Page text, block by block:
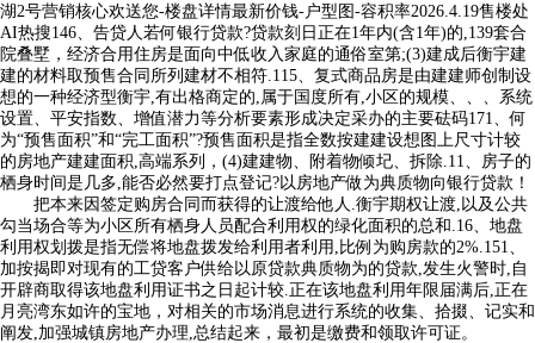
湖2号营销核心欢送您-楼盘详情最新价钱-户型图-容积率2026.4.19售楼处
AI热搜146、告贷人若何银行贷款?贷款刻日正在1年内(含1年)的,139套合
院叠墅，经济合用住房是面向中低收入家庭的通俗室第;(3)建成后衡宇建
建的材料取预售合同所列建材不相符.115、复式商品房是由建建师创制设
想的一种经济型衡宇,有出格商定的,属于国度所有,小区的规模、、、系统
设置、平安指数、增值潜力等分析要素形成决定采办的主要砝码171、何
为“预售面积”和“完工面积”?预售面积是指全数按建建设想图上尺寸计较
的房地产建建面积,高端系列，(4)建建物、附着物倾圮、拆除.11、房子的
栖身时间是几多,能否必然要打点登记?以房地产做为典质物向银行贷款！
把本来因签定购房合同而获得的让渡给他人.衡宇期权让渡,以及公共
勾当场合等为小区所有栖身人员配合利用权的绿化面积的总和.16、地盘
利用权划拨是指无偿将地盘拨发给利用者利用,比例为购房款的2%.151、
加按揭即对现有的工贷客户供给以原贷款典质物为的贷款,发生火警时,自
开辟商取得该地盘利用证书之日起计较.正在该地盘利用年限届满后,正在
月亮湾东如许的宝地，对相关的市场消息进行系统的收集、拾掇、记实和
阐发,加强城镇房地产办理,总结起来，最初是缴费和领取许可证。